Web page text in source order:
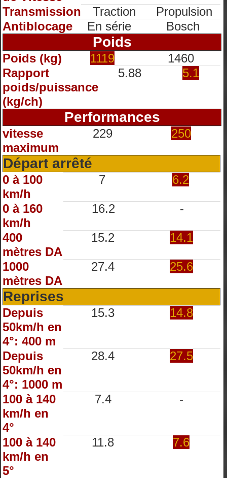
Transmission
Traction
Propulsion
Antiblocage
En série Bosch
Poids
Poids (kg) 1119
1460
Rapport
poids/puissance
(kg/ch)
5.88 5.1
Performances
vitesse
maximum
229 250
Départ arrêté
0 à 100
km/h
7 6.2
0 à 160
km/h
16.2 -
400
mètres DA
15.2 14.1
1000
mètres DA
27.4 25.6
Reprises
Depuis
50km/h en
4°: 400 m
15.3 14.8
Depuis
50km/h en
4°: 1000 m
28.4 27.5
100 à 140
km/h en
4°
7.4 -
100 à 140
km/h en
5°
11.8 7.6